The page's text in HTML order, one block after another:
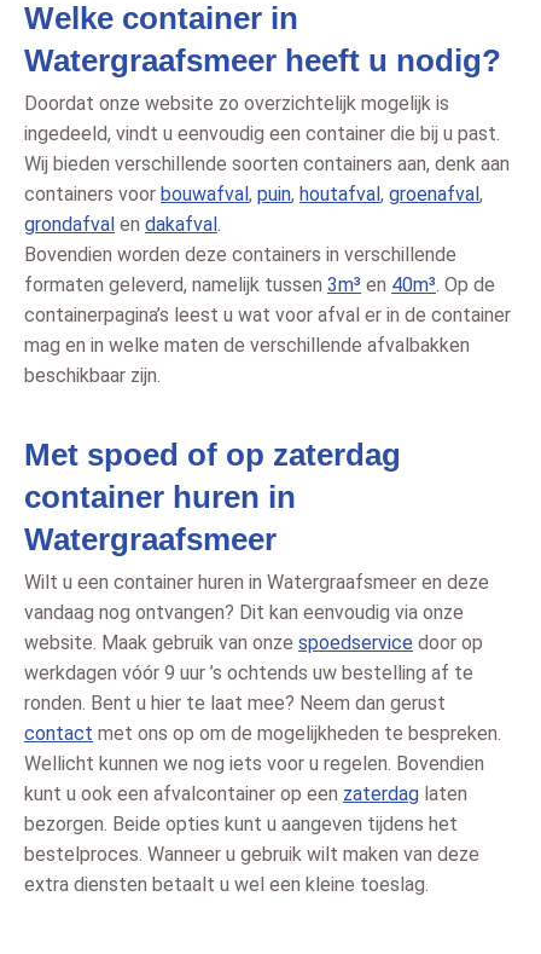
Welke container in
Watergraafsmeer heeft u nodig?
Doordat onze website zo overzichtelijk mogelijk is
ingedeeld, vindt u eenvoudig een container die bij u past.
Wij bieden verschillende soorten containers aan, denk aan
containers voor bouwafval , puin, houtafval , groenafval ,
grondafval en dakafval .
Bovendien worden deze containers in verschillende
formaten geleverd, namelijk tussen 3m³ en 40m³. Op de
containerpagina’s leest u wat voor afval er in de container
mag en in welke maten de verschillende afvalbakken
beschikbaar zijn.
Met spoed of op zaterdag
container huren in
Watergraafsmeer
Wilt u een container huren in Watergraafsmeer en deze
vandaag nog ontvangen? Dit kan eenvoudig via onze
website. Maak gebruik van onze spoedservice door op
werkdagen vóór 9 uur ’s ochtends uw bestelling af te
ronden. Bent u hier te laat mee? Neem dan gerust
contact met ons op om de mogelijkheden te bespreken.
Wellicht kunnen we nog iets voor u regelen. Bovendien
kunt u ook een afvalcontainer op een zaterdag laten
bezorgen. Beide opties kunt u aangeven tijdens het
bestelproces. Wanneer u gebruik wilt maken van deze
extra diensten betaalt u wel een kleine toeslag.